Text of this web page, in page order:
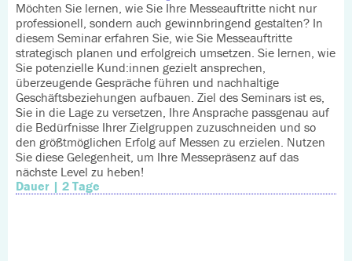
Möchten Sie lernen, wie Sie Ihre Messeauftritte nicht nur
professionell, sondern auch gewinnbringend gestalten? In
diesem Seminar erfahren Sie, wie Sie Messeauftritte
strategisch planen und erfolgreich umsetzen. Sie lernen, wie
Sie potenzielle Kund:innen gezielt ansprechen,
überzeugende Gespräche führen und nachhaltige
Geschäftsbeziehungen aufbauen. Ziel des Seminars ist es,
Sie in die Lage zu versetzen, Ihre Ansprache passgenau auf
die Bedürfnisse Ihrer Zielgruppen zuzuschneiden und so
den größtmöglichen Erfolg auf Messen zu erzielen. Nutzen
Sie diese Gelegenheit, um Ihre Messepräsenz auf das
nächste Level zu heben!
Dauer | 2 Tage